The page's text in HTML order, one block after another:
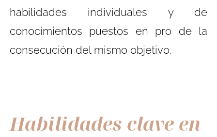
habilidades individuales y de
conocimientos puestos en pro de la
consecución del mismo objetivo.
Habilidades clave en